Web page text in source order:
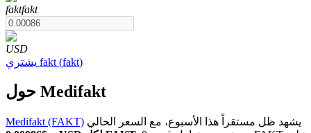
العقود الآجلة لـ COIN-M
faktfakt
USD
يشتري fakt (fakt)
حول Medifakt
Medifakt (FAKT) يشهد ظل مستقراً هذا الأسبوع، مع السعر الحالي